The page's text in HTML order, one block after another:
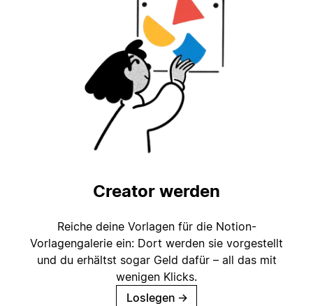
Creator werden
Reiche deine Vorlagen für die Notion-
Vorlagengalerie ein: Dort werden sie vorgestellt
und du erhältst sogar Geld dafür – all das mit
wenigen Klicks.
Loslegen →